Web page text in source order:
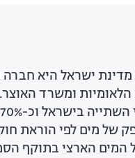
ישראל היא
המים הארצי בתוקף